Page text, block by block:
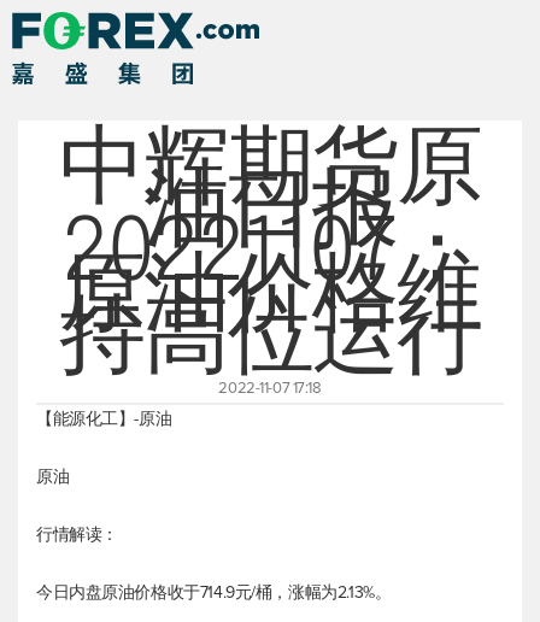
中辉期货原
油日报
20221107：
原油价格维
持高位运行
2022-11-07 17:18
【能源化工】-原油
原油
行情解读：
今日内盘原油价格收于714.9元/桶，涨幅为2.13%。